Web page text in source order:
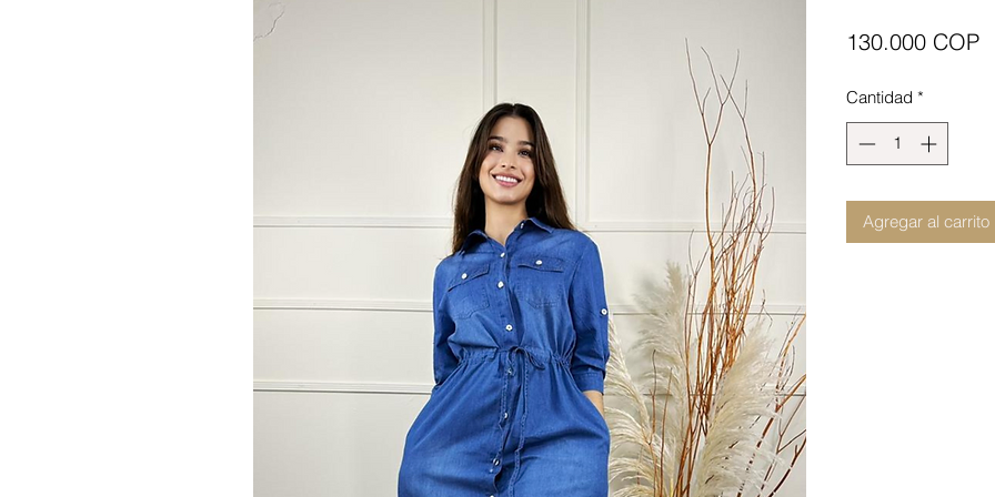
130.000 COP
Cantidad *
Agregar al carrito